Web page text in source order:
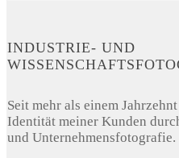
INDUSTRIE- UND
Seit mehr als einem
Identität meiner Kunden
und Unternehmensfotografie.